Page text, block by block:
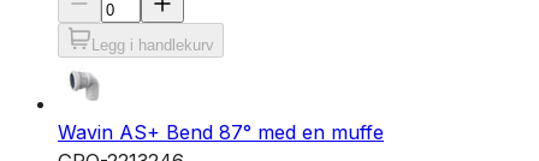
Legg i handlekurv
Wavin AS+ Bend 87° med en muffe